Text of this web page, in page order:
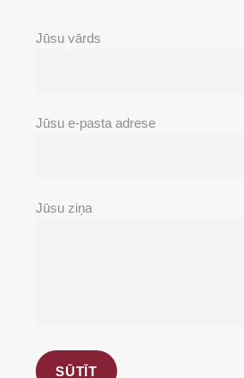
Jūsu vārds
Jūsu e-pasta adrese
Jūsu ziņa